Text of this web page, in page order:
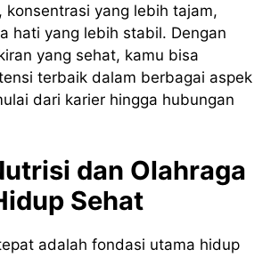
konsentrasi yang lebih tajam,
hati yang lebih stabil. Dengan
yang sehat, kamu bisa
terbaik dalam berbagai aspek
dari karier hingga hubungan
dan Olahraga
Sehat
adalah fondasi utama hidup